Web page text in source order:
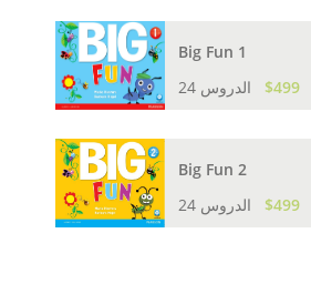
Big Fun 1
$499
Big Fun 2
$499